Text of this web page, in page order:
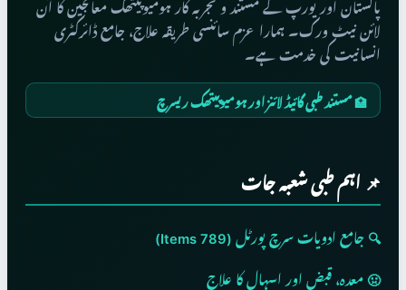
پاکستان اور یورپ کے مستند و تجربہ کار ہومیوپیتھک معالجین کا آن
لائن نیٹ ورک۔ ہمارا عزم سائنسی طریقہ علاج، جامع ڈائرکٹری
انسانیت کی خدمت ہے۔
🏥 مستند طبی گائیڈ لائنز اور ہومیوپیتھک ریسرچ
📌 اہم طبی شعبہ جات
🔍 جامع ادویات سرچ پورٹل (789 Items)
🤢 معدہ، قبض اور اسہال کا علاج